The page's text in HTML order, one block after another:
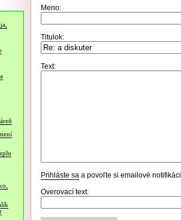
Meno:
Titulok:
Text:
Prihláste sa a povoľte si emailové
Overovací text: